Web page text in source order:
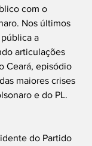
com o
Nos últimos
a
articulações
Ceará, episódio
maiores crises
e do PL.
do Partido